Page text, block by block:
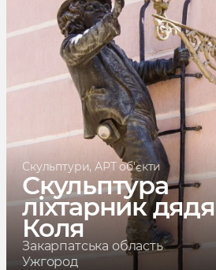
Скульптури, АРТ об'єкти
Скульптура
ліхтарник дядя
Коля
Закарпатська область
Ужгород